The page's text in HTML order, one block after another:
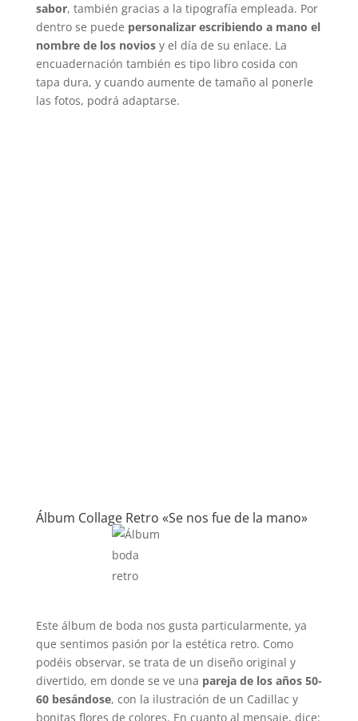
sabor, también gracias a la tipografía empleada. Por
dentro se puede personalizar escribiendo a mano el
nombre de los noviosy el día de su enlace. La
encuadernación también es tipo libro cosida con
tapa dura, y cuando aumente de tamaño al ponerle
las fotos, podrá adaptarse.
Álbum Collage Retro «Se nos fue de la mano»
Este álbum de boda nos gusta particularmente, ya
que sentimos pasión por la estética retro. Como
podéis observar, se trata de un diseño original y
divertido, em donde se ve una pareja de los años 50-
60 besándose, con la ilustración de un Cadillac y
bonitas flores de colores. En cuanto al mensaje, dice: